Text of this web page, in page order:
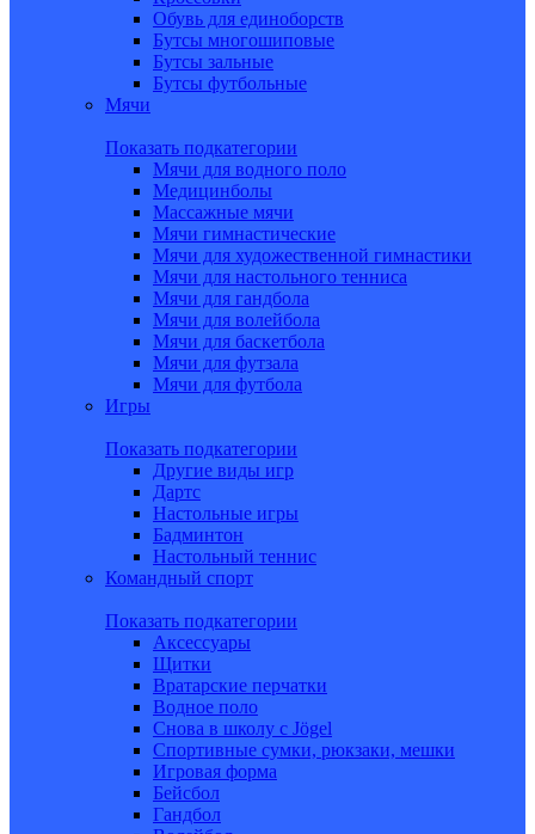
Обувь для единоборств
Бутсы многошиповые
Бутсы зальные
Бутсы футбольные
Мячи
Показать подкатегории
Мячи для водного поло
Медицинболы
Массажные мячи
Мячи гимнастические
Мячи для художественной гимнастики
Мячи для настольного тенниса
Мячи для гандбола
Мячи для волейбола
Мячи для баскетбола
Мячи для футзала
Мячи для футбола
Игры
Показать подкатегории
Другие виды игр
Дартс
Настольные игры
Бадминтон
Настольный теннис
Командный спорт
Показать подкатегории
Аксессуары
Щитки
Вратарские перчатки
Водное поло
Снова в школу c Jögel
Спортивные сумки, рюкзаки, мешки
Игровая форма
Бейсбол
Гандбол